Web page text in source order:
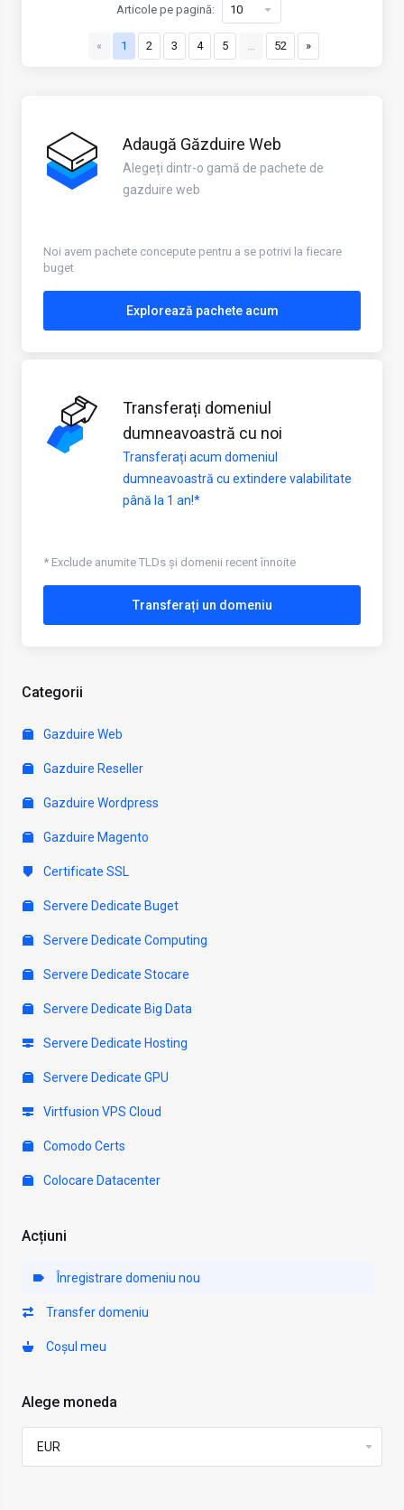
Categorii
Gazduire Web
Gazduire Reseller
Gazduire Wordpress
Gazduire Magento
Certificate SSL
Servere Dedicate Buget
Servere Dedicate Computing
Servere Dedicate Stocare
Servere Dedicate Big Data
Servere Dedicate Hosting
Servere Dedicate GPU
Virtfusion VPS Cloud
Comodo Certs
Colocare Datacenter
Acțiuni
Înregistrare domeniu nou
Transfer domeniu
Coșul meu
Alege moneda
« 1 2 3 4 5 … 52 »
Articole pe pagină:
Adaugă Găzduire Web
Alegeți dintr-o gamă de pachete de
gazduire web
Noi avem pachete concepute pentru a se potrivi la fiecare
buget
Explorează pachete acum
Transferați domeniul
dumneavoastră cu noi
Transferați acum domeniul
dumneavoastră cu extindere valabilitate
până la 1 an!*
* Exclude anumite TLDs și domenii recent înnoite
Transferați un domeniu